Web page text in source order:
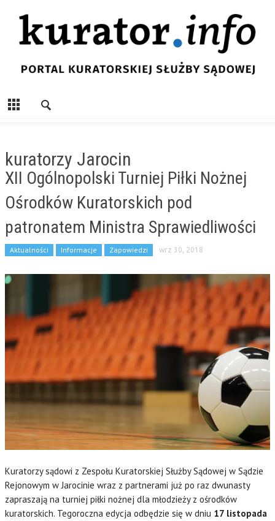
kuratorzy Jarocin
XII Ogólnopolski Turniej Piłki Nożnej
Ośrodków Kuratorskich pod
patronatem Ministra Sprawiedliwości
Aktualności Informacje Zapowiedzi wrz 30, 2018
Kuratorzy sądowi z Zespołu Kuratorskiej Służby Sądowej w Sądzie
Rejonowym w Jarocinie wraz z partnerami już po raz dwunasty
zapraszają na turniej piłki nożnej dla młodzieży z ośrodków
kuratorskich. Tegoroczna edycja odbędzie się w dniu 17 listopada